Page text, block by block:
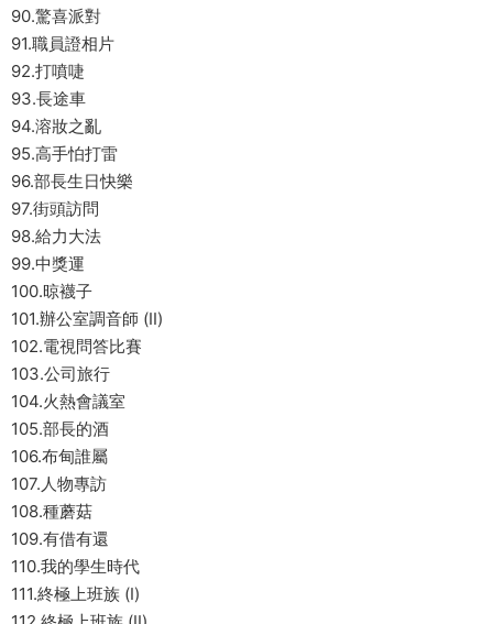
90.驚喜派對
91.職員證相片
92.打噴啑
93.長途車
94.溶妝之亂
95.高手怕打雷
96.部長生日快樂
97.街頭訪問
98.給力大法
99.中獎運
100.晾襪子
101.辦公室調音師 (II)
102.電視問答比賽
103.公司旅行
104.火熱會議室
105.部長的酒
106.布甸誰屬
107.人物專訪
108.種蘑菇
109.有借有還
110.我的學生時代
111.終極上班族 (I)